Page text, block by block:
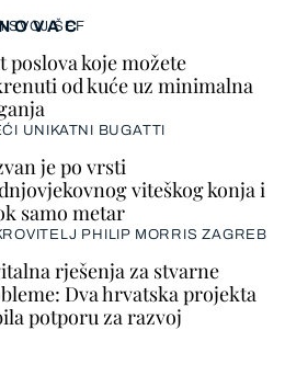
SVOJ ŠEF
poslova koje možete
od kuće uz minimalna
UNIKATNI BUGATTI
je po vrsti
viteškog konja i
samo metar
PHILIP MORRIS ZAGREB
rješenja za stvarne
Dva hrvatska projekta
potporu za razvoj